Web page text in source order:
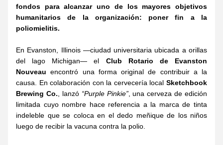
fondos para alcanzar uno de los mayores objetivos
humanitarios de la organización: poner fin a la
poliomielitis.
En Evanston, Illinois —ciudad universitaria ubicada a orillas
del lago Michigan— el Club Rotario de Evanston
Nouveau encontró una forma original de contribuir a la
causa. En colaboración con la cervecería local Sketchbook
Brewing Co. , lanzó “Purple Pinkie”, una cerveza de edición
limitada cuyo nombre hace referencia a la marca de tinta
indeleble que se coloca en el dedo meñique de los niños
luego de recibir la vacuna contra la polio.